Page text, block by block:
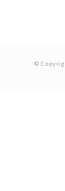
©